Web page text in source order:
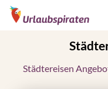
Städtereisen